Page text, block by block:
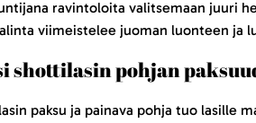
ravintoloita valitsemaan juuri
viimeistelee juoman luonteen ja
shottilasin pohjan
paksu ja painava pohja tuo lasille